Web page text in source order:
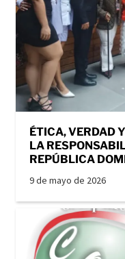
ÉTICA, VERDAD
LA
REPÚBLICA
9 de mayo de 2026